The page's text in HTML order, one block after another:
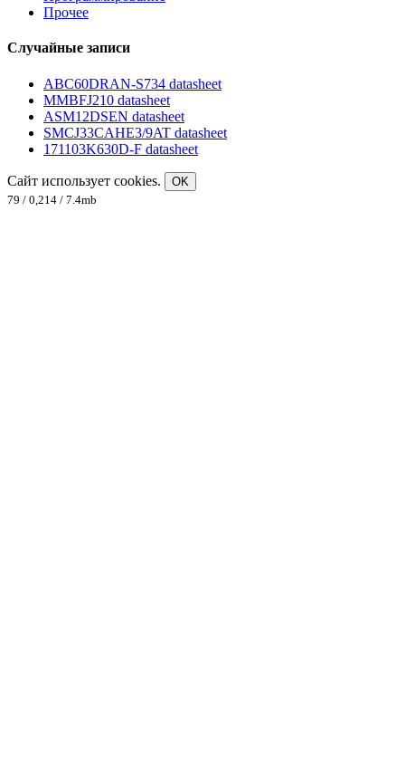
Прочее
Случайные записи
ABC60DRAN-S734 datasheet
MMBFJ210 datasheet
ASM12DSEN datasheet
SMCJ33CAHE3/9AT datasheet
171103K630D-F datasheet
Сайт использует cookies.
OK
79 / 0,214 / 7.4mb